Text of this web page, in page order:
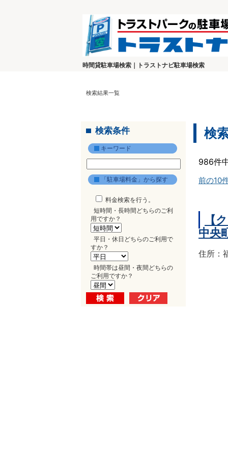
時間貸駐車場検索｜トラストナビ駐車場検索
検索結果一覧
検索条件
キーワード
「駐車場料金」から探す
料金検索を行う。
短時間・長時間どちらのご利
用ですか？
平日・休日どちらのご利用で
すか？
時間帯は昼間・夜間どちらの
ご利用ですか？
検
986件
前の10
【
中央
住所：